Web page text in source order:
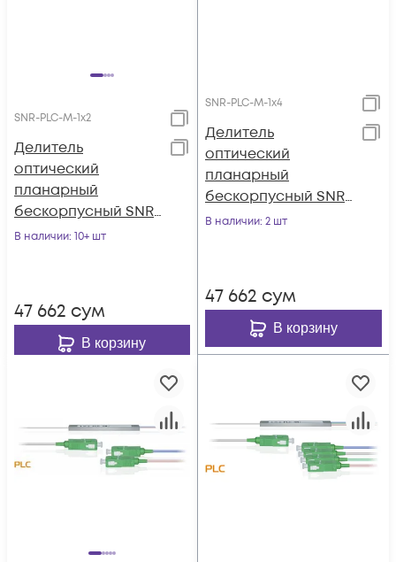
SNR-PLC-M-1x2
Делитель
оптический
планарный
бескорпусный SNR-
PLC-M-1x2
В наличии: 10+ шт
47 662 сум
В корзину
SNR-PLC-M-1x4
Делитель
оптический
планарный
бескорпусный SNR-
PLC-M-1x4
В наличии: 2 шт
47 662 сум
В корзину